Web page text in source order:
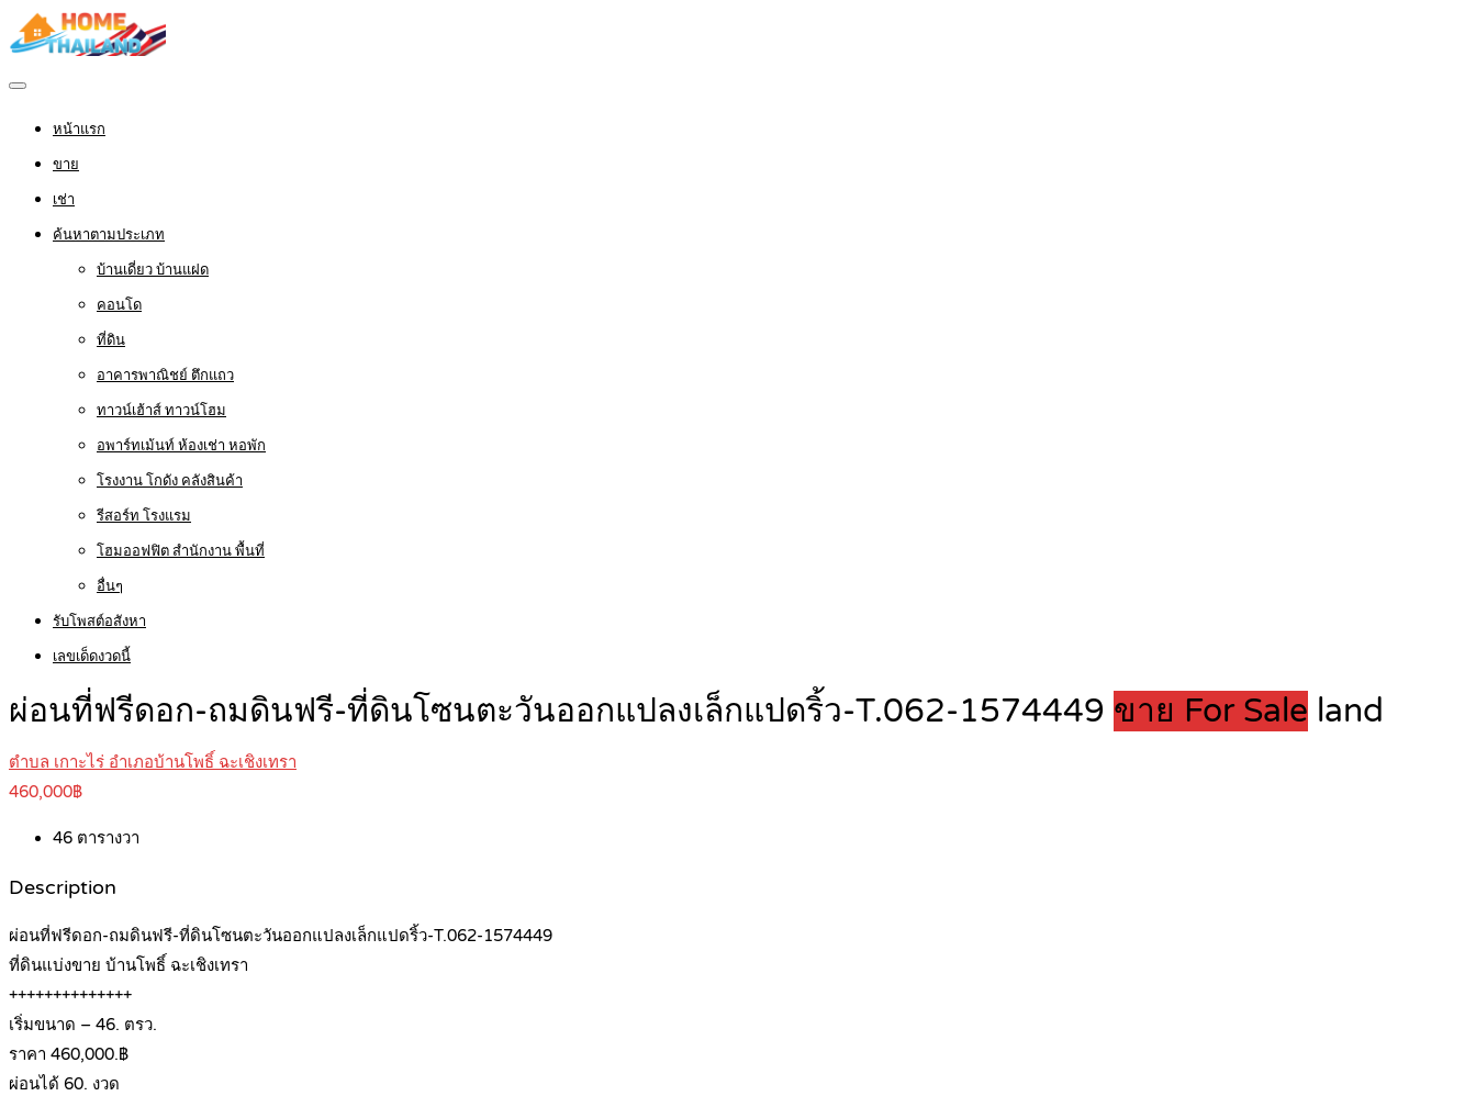
หน้าแรก
ขาย
เช่า
ค้นหาตามประเภท
บ้านเดี่ยว บ้านแฝด
คอนโด
ที่ดิน
อาคารพาณิชย์ ตึกแถว
ทาวน์เฮ้าส์ ทาวน์โฮม
อพาร์ทเม้นท์ ห้องเช่า หอพัก
โรงงาน โกดัง คลังสินค้า
รีสอร์ท โรงแรม
โฮมออฟฟิต สำนักงาน พื้นที่
อื่นๆ
รับโพสต์อสังหา
เลขเด็ดงวดนี้
ผ่อนที่ฟรีดอก-ถมดินฟรี-ที่ดินโซนตะวันออกแปลงเล็กแปดริ้ว-T.062-1574449 ขาย For Sale land
ตำบล เกาะไร่ อำเภอบ้านโพธิ์ ฉะเชิงเทรา
460,000฿
46 ตารางวา
Description
ผ่อนที่ฟรีดอก-ถมดินฟรี-ที่ดินโซนตะวันออกแปลงเล็กแปดริ้ว-T.062-1574449
ที่ดินแบ่งขาย บ้านโพธิ์ ฉะเชิงเทรา
++++++++++++++
เริ่มขนาด – 46. ตรว.
ราคา 460,000.฿
ผ่อนได้ 60. งวด